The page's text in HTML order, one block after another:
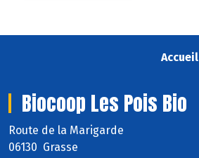
Accueil
Biocoop Les Pois Bio
Route de la Marigarde
06130 Grasse